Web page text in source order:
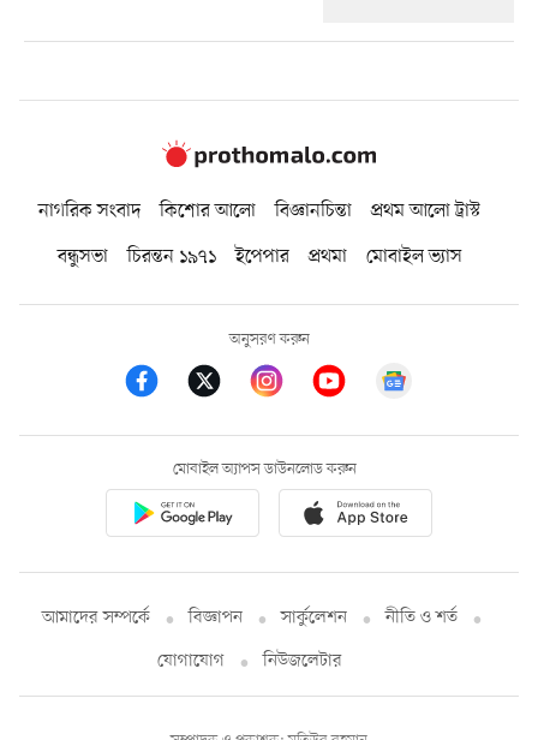
নাগরিক সংবাদ কিশোর আলো বিজ্ঞানচিন্তা
প্রথম আলো ট্রাস্ট
বন্ধুসভা
চিরন্তন ১৯৭১ ইপেপার প্রথমা মোবাইল ভ্যাস
অনুসরণ করুন
মোবাইল অ্যাপস ডাউনলোড করুন
আমাদের সম্পর্কে বিজ্ঞাপন সার্কুলেশন
নীতি ও শর্ত
যোগাযোগ
নিউজলেটার